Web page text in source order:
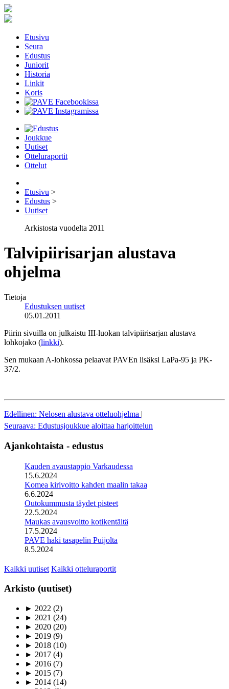
Etusivu
Seura
Edustus
Juniorit
Historia
Linkit
Koris
Joukkue
Uutiset
Otteluraportit
Ottelut
Etusivu >
Edustus >
Uutiset
Arkistosta vuodelta 2011
Talvipiirisarjan alustava
ohjelma
Tietoja
Edustuksen uutiset
05.01.2011
Piirin sivuilla on julkaistu III-luokan talvipiirisarjan alustava
lohkojako (linkki).
Sen mukaan A-lohkossa pelaavat PAVEn lisäksi LaPa-95 ja PK-
37/2.
Edellinen: Nelosen alustava otteluohjelma |
Seuraava: Edustusjoukkue aloittaa harjoittelun
Ajankohtaista - edustus
Kauden avaustappio Varkaudessa
15.6.2024
Komea kirivoitto kahden maalin takaa
6.6.2024
Outokummusta täydet pisteet
22.5.2024
Maukas avausvoitto kotikentältä
17.5.2024
PAVE haki tasapelin Puijolta
8.5.2024
Kaikki uutiset Kaikki otteluraportit
Arkisto (uutiset)
► 2022 (2)
► 2021 (24)
► 2020 (20)
► 2019 (9)
► 2018 (10)
► 2017 (4)
► 2016 (7)
► 2015 (7)
► 2014 (14)